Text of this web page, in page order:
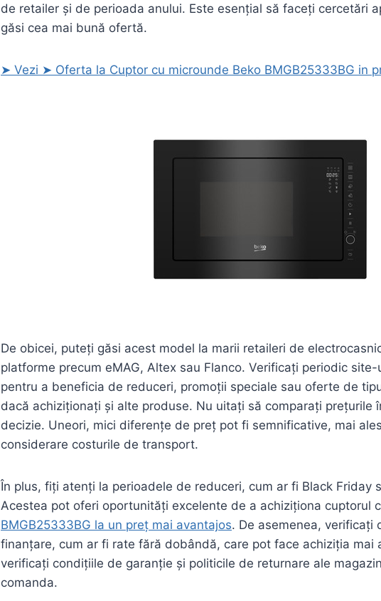
de retailer și de perioada anului. Este esențial să faceți cercetări
găsi cea mai bună ofertă.
➤ Vezi ➤ Oferta la Cuptor cu microunde Beko BMGB25333BG in
De obicei, puteți găsi acest model la marii retaileri de
platforme precum eMAG, Altex sau Flanco. Verificați periodic
pentru a beneficia de reduceri, promoții speciale sau oferte de
dacă achiziționați și alte produse. Nu uitați să comparați prețurile
decizie. Uneori, mici diferențe de preț pot fi semnificative, mai
considerare costurile de transport.
În plus, fiți atenți la perioadele de reduceri, cum ar fi Black Friday
Acestea pot oferi oportunități excelente de a achiziționa cuptorul
BMGB25333BG la un preț mai avantajos. De asemenea, verificați
finanțare, cum ar fi rate fără dobândă, care pot face achiziția mai
verificați condițiile de garanție și politicile de returnare ale
comanda.